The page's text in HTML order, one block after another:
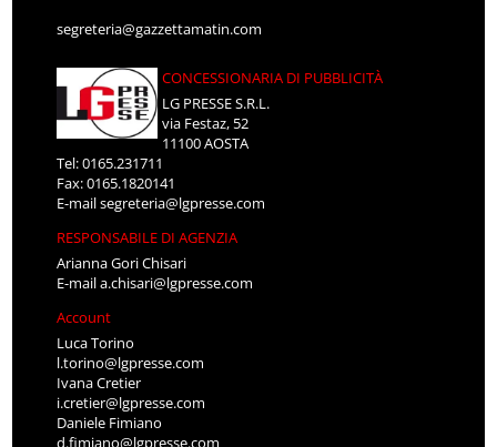
segreteria@gazzettamatin.com
CONCESSIONARIA DI PUBBLICITÀ
LG PRESSE S.R.L.
via Festaz, 52
11100 AOSTA
Tel: 0165.231711
Fax: 0165.1820141
E-mailsegreteria@lgpresse.com
RESPONSABILE DI AGENZIA
Arianna Gori Chisari
E-maila.chisari@lgpresse.com
Account
Luca Torino
l.torino@lgpresse.com
Ivana Cretier
i.cretier@lgpresse.com
Daniele Fimiano
d.fimiano@lgpresse.com